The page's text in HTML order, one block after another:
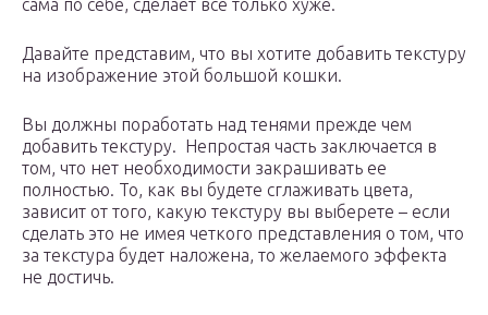
сама по себе, сделает все только хуже.
Давайте представим, что вы хотите добавить текстуру
на изображение этой большой кошки.
Вы должны поработать над тенями прежде чем
добавить текстуру. Непростая часть заключается в
том, что нет необходимости закрашивать ее
полностью. То, как вы будете сглаживать цвета,
зависит от того, какую текстуру вы выберете – если
сделать это не имея четкого представления о том, что
за текстура будет наложена, то желаемого эффекта
не достичь.